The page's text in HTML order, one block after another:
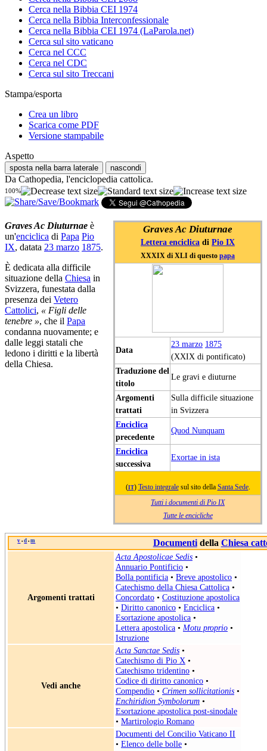
Cerca nella Bibbia CEI 1974
Cerca nella Bibbia Interconfessionale
Cerca nella Bibbia CEI 1974 (LaParola.net)
Cerca sul sito vaticano
Cerca nel CCC
Cerca nel CDC
Cerca sul sito Treccani
Stampa/esporta
Crea un libro
Scarica come PDF
Versione stampabile
Aspetto
sposta nella barra laterale nascondi
Da Cathopedia, l'enciclopedia cattolica.
100%
Graves Ac Diuturnae
Lettera enciclica di Pio IX
XXXIX di XLI di questo papa
Data
23 marzo 1875
(XXIX di pontificato)
Traduzione del
titolo
Le gravi e diuturne
Argomenti
trattati
Sulla difficile situazione
in Svizzera
Enciclica
precedente
Quod Nunquam
Enciclica
successiva
Exortae in ista
(IT) Testo integralesul sito della Santa Sede.
Tutti i documenti di Pio IX
Tutte le encicliche
Graves Ac Diuturnae è
un'enciclica di Papa Pio
IX, datata 23 marzo 1875.
È dedicata alla difficile
situazione della Chiesa in
Svizzera, funestata dalla
presenza dei Vetero
Cattolici, « Figli delle
tenebre », che il Papa
condanna nuovamente; e
dalle leggi statali che
ledono i diritti e la libertà
della Chiesa.
v • d • m Documentidella Chiesa
Argomenti trattati
Acta Apostolicae Sedis •
Annuario Pontificio •
Bolla pontificia • Breve apostolico •
Catechismo della Chiesa Cattolica •
Concordato • Costituzione apostolica
• Diritto canonico • Enciclica •
Esortazione apostolica •
Lettera apostolica • Motu proprio •
Istruzione
Vedi anche
Acta Sanctae Sedis •
Catechismo di Pio X •
Catechismo tridentino •
Codice di diritto canonico •
Compendio • Crimen sollicitationis •
Enchiridion Symbolorum •
Esortazione apostolica post-sinodale
• Martirologio Romano
Documenti del Concilio Vaticano II
• Elenco delle bolle •